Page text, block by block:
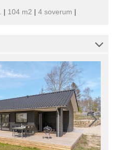
| 104 m2 | 4 soverum |